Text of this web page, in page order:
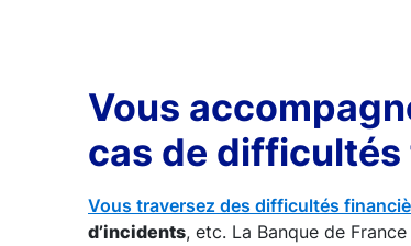
Vous
cas de
Vous traversez des difficultés
d’incidents, etc. La Banque de